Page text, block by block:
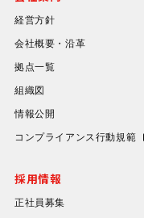
経営方針
会社概要・沿革
拠点一覧
組織図
情報公開
コンプライアンス行動規範
採用情報
正社員募集